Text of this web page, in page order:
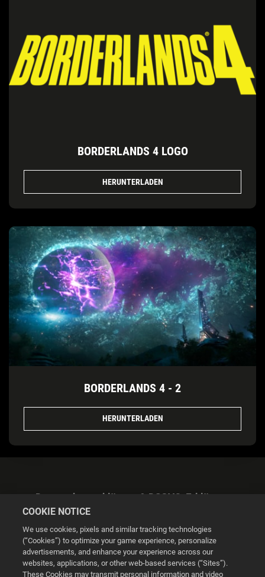
BORDERLANDS 4 LOGO
HERUNTERLADEN
BORDERLANDS 4 - 2
HERUNTERLADEN
Datenschutzerklärung & DSGVO-Erklärung
Cookie Settings
COOKIE NOTICE
We use cookies, pixels and similar tracking technologies
(“Cookies”) to optimize your game experience, personalize
advertisements, and enhance your experience across our
websites, applications, or other web-based services (“Sites”).
These Cookies may transmit personal information and video